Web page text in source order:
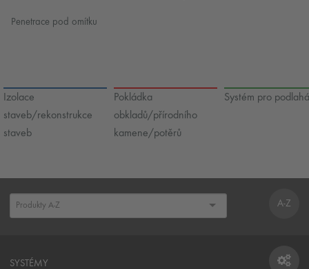
Penetrace pod omítku
Izolace
staveb/rekonstrukce
staveb
Pokládka
obkladů/přírodního
kamene/potěrů
Systém pro
A-Z
SYSTÉMY